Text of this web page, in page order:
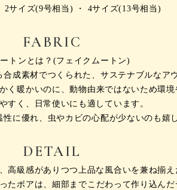
2サイズ(9号相当) ・ 4サイズ(13号相当)
FABRIC
トンとは？(フェイクムートン)
成素材でつくられた、 サステナブルなア
く暖かいのに、動物由来ではないため環境
すく、日常使いにも適しています。
に優れ、 虫やカビの心配が少ないのも嬉
DETAIL
高級感がありつつ上品な風合いを兼ね揃え
たボアは、 細部までこだわって作り込んだ